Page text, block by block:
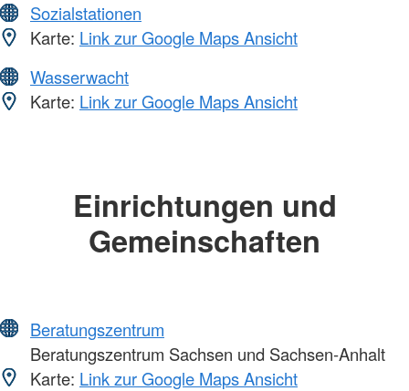
Sozialstationen
Karte: Link zur Google Maps Ansicht
Wasserwacht
Karte: Link zur Google Maps Ansicht
Einrichtungen und
Gemeinschaften
Beratungszentrum
Beratungszentrum Sachsen und Sachsen-Anhalt
Karte: Link zur Google Maps Ansicht